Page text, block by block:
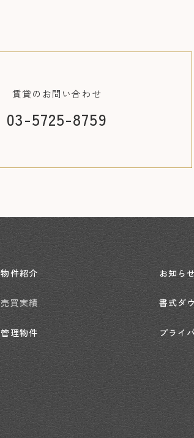
賃貸の お問い合わせ
03-5725-8759
物件紹介
売買実績
管理物件
お知らせ
書式ダ
プライ